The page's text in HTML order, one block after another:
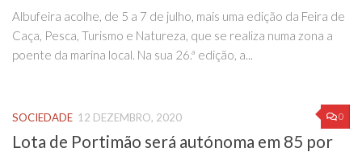
Albufeira acolhe, de 5 a 7 de julho, mais uma edição da Feira de
Caça, Pesca, Turismo e Natureza, que se realiza numa zona a
poente da marina local. Na sua 26.ª edição, a...
0
SOCIEDADE 12 DEZEMBRO, 2020
Lota de Portimão será autónoma em 85 por